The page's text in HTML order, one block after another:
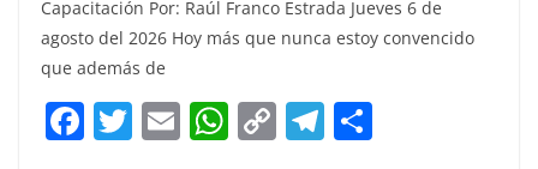
c
e
b
o
itt
er
ai at
A
p
p
Li
n
e
a
m
ar
e
Capacitación Por: Raúl Franco Estrada Jueves 6 de
agosto del 2026 Hoy más que nunca estoy convencido
que además de
F T E W C T